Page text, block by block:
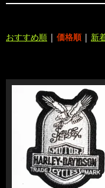
おすすめ順 | 価格順 | 新